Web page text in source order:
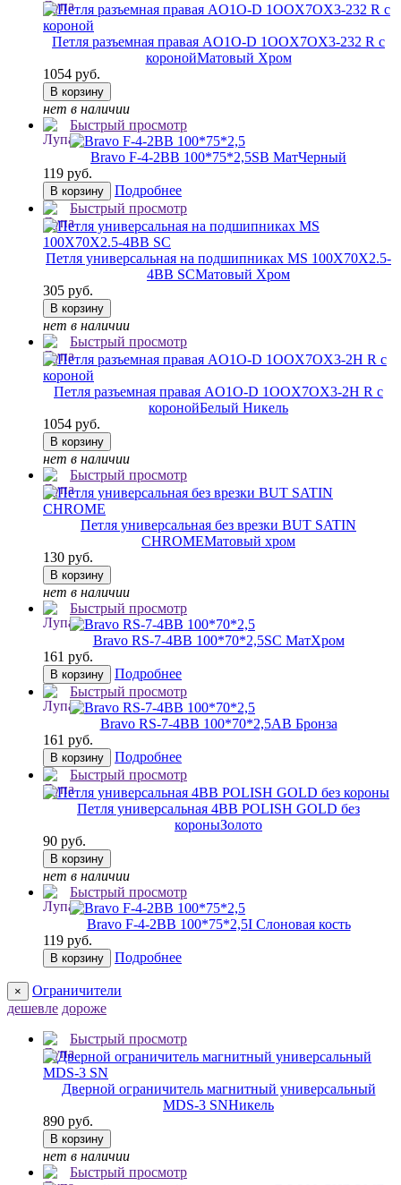
Петля разъемная правая AO1O-D 1OOX7OX3-232 R с
коронойМатовый Хром
1054 руб.
В корзину
нет в наличии
Быстрый просмотр
Bravo F-4-2BB 100*75*2,5SB МатЧерный
119 руб.
В корзину
Подробнее
Быстрый просмотр
Петля универсальная на подшипниках MS 100X70X2.5-
4BB SCМатовый Хром
305 руб.
В корзину
нет в наличии
Быстрый просмотр
Петля разъемная правая AO1O-D 1OOX7OX3-2H R с
коронойБелый Никель
1054 руб.
В корзину
нет в наличии
Быстрый просмотр
Петля универсальная без врезки BUT SATIN
CHROMEМатовый хром
130 руб.
В корзину
нет в наличии
Быстрый просмотр
Bravo RS-7-4BB 100*70*2,5SC МатХром
161 руб.
В корзину
Подробнее
Быстрый просмотр
Bravo RS-7-4BB 100*70*2,5AB Бронза
161 руб.
В корзину
Подробнее
Быстрый просмотр
Петля универсальная 4BB POLISH GOLD без
короныЗолото
90 руб.
В корзину
нет в наличии
Быстрый просмотр
Bravo F-4-2BB 100*75*2,5I Слоновая кость
119 руб.
В корзину Подробнее
×
Ограничители
дешевле дороже
Быстрый просмотр
Дверной ограничитель магнитный универсальный
MDS-3 SNНикель
890 руб.
В корзину
нет в наличии
Быстрый просмотр